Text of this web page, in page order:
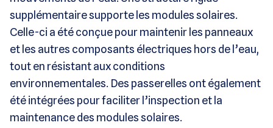
supplémentaire supporte les modules solaires.
Celle-ci a été conçue pour maintenir les panneaux
et les autres composants électriques hors de l’eau,
tout en résistant aux conditions
environnementales. Des passerelles ont également
été intégrées pour faciliter l’inspection et la
maintenance des modules solaires.